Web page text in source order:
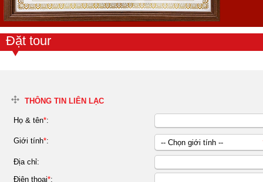
Đặt tour
THÔNG TIN LIÊN LẠC
Họ & tên*:
Giới tính*:
-- Chọn giới tính --
Địa chỉ:
Điện thoại*: